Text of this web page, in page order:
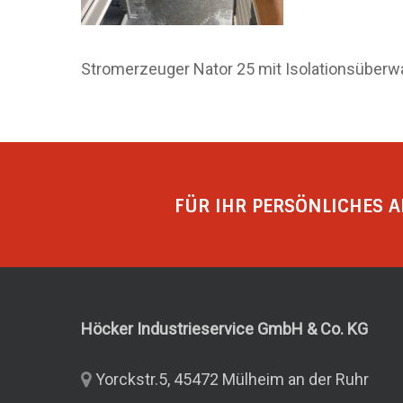
Stromerzeuger Nator 25 mit
FÜR IHR PERSÖNLICHES
Höcker Industrieservice GmbH & Co. KG
Yorckstr.5, 45472 Mülheim an der Ruhr